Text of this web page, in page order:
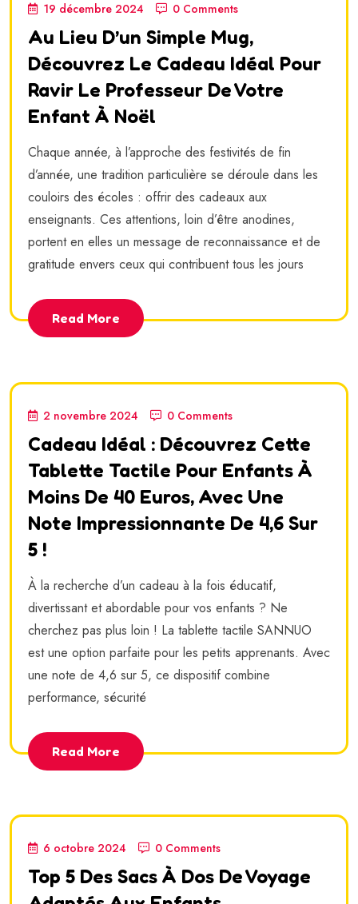
19 décembre 2024 0 Comments
Au Lieu D’un Simple Mug,
Découvrez Le Cadeau Idéal Pour
Ravir Le Professeur De Votre
Enfant À Noël
Chaque année, à l’approche des festivités de fin
d’année, une tradition particulière se déroule dans les
couloirs des écoles : offrir des cadeaux aux
enseignants. Ces attentions, loin d’être anodines,
portent en elles un message de reconnaissance et de
gratitude envers ceux qui contribuent tous les jours
Read More
2 novembre 2024 0 Comments
Cadeau Idéal : Découvrez Cette
Tablette Tactile Pour Enfants À
Moins De 40 Euros, Avec Une
Note Impressionnante De 4,6 Sur
5 !
À la recherche d’un cadeau à la fois éducatif,
divertissant et abordable pour vos enfants ? Ne
cherchez pas plus loin ! La tablette tactile SANNUO
est une option parfaite pour les petits apprenants. Avec
une note de 4,6 sur 5, ce dispositif combine
performance, sécurité
Read More
6 octobre 2024 0 Comments
Top 5 Des Sacs À Dos De Voyage